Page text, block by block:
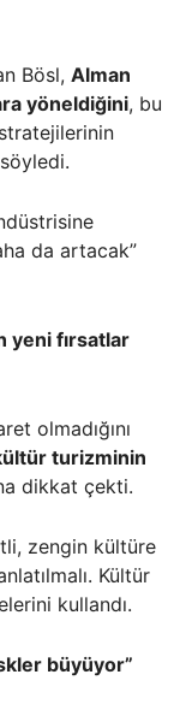
Bösl, Alman
yöneldiğini, bu
da artacak”
yeni fırsatlar
olmadığını
turizminin
dikkat çekti.
zengin kültüre
Kültür
kullandı.
büyüyor”